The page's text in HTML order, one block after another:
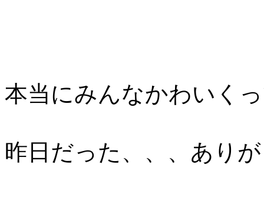
本当にみんなかわいく
昨日だった、、、あり